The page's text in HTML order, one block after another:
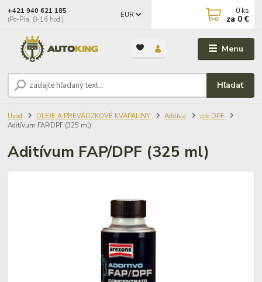
Menu
EUR
Hľadať
+421 940 621 185
(Po-Pia, 8-16 hod.)
0 ks
za 0 €
Úvod OLEJE A PREVÁDZKOVÉ KVAPALINY Aditíva
pre DPF
Aditívum FAP/DPF (325 ml)
Aditívum FAP/DPF (325 ml)